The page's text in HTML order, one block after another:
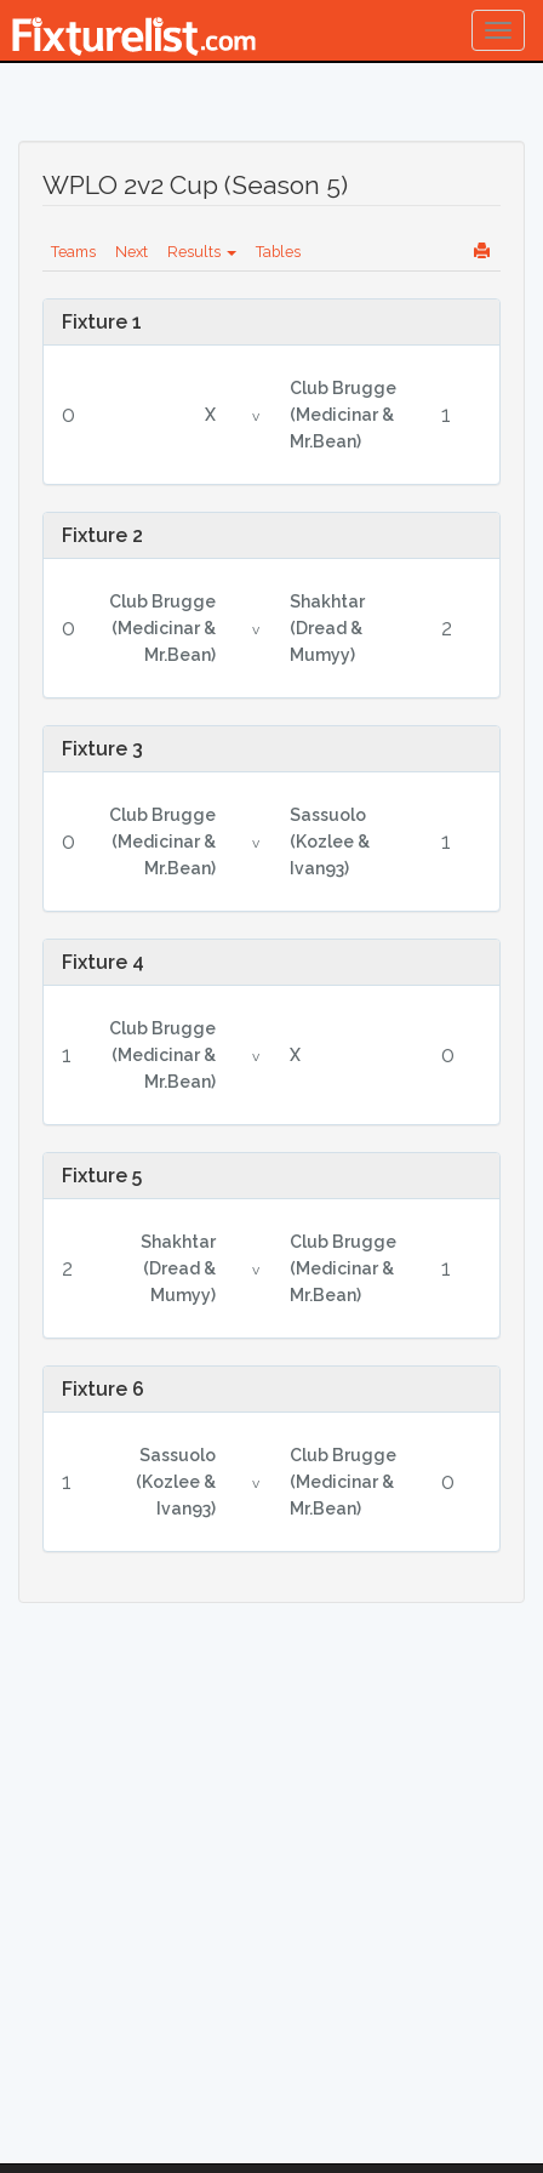
WPLO 2v2 Cup (Season 5)
Teams Next Results Tables
Fixture 1
0 X v
Club Brugge
(Medicinar &
Mr.Bean)
1
Fixture 2
0
Club Brugge
(Medicinar &
Mr.Bean)
v
Shakhtar
(Dread &
Mumyy)
2
Fixture 3
0
Club Brugge
(Medicinar &
Mr.Bean)
v
Sassuolo
(Kozlee &
Ivan93)
1
Fixture 4
1
Club Brugge
(Medicinar &
Mr.Bean)
v X 0
Fixture 5
2
Shakhtar
(Dread &
Mumyy)
v
Club Brugge
(Medicinar &
Mr.Bean)
1
Fixture 6
1
Sassuolo
(Kozlee &
Ivan93)
v
Club Brugge
(Medicinar &
Mr.Bean)
0